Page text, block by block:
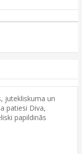
jutekliskuma un
patiesi Diva,
papildinās